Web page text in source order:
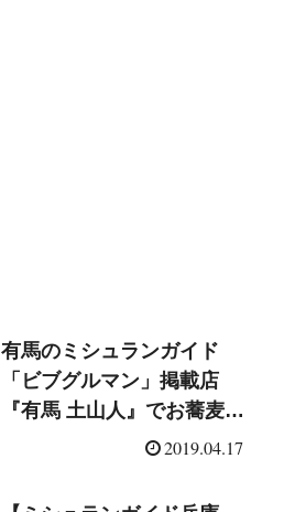
有馬のミシュランガイド
「ビブグルマン」掲載店
『有馬 土山人』でお蕎麦ラ
2019.04.17